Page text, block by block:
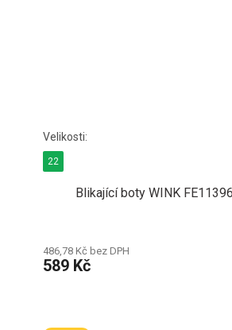
Blikající boty WINK
486,78 Kč bez DPH
589 Kč
22